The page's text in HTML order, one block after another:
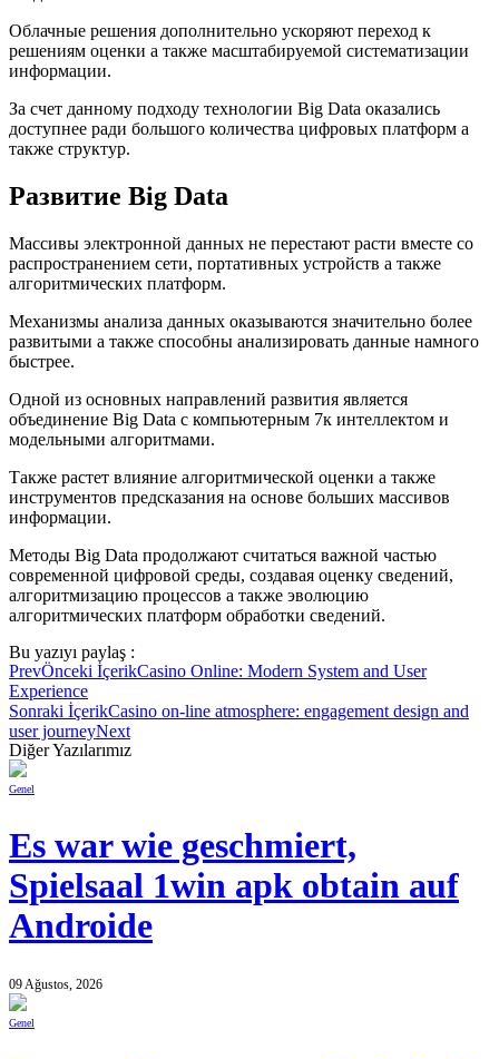
Облачные решения дополнительно ускоряют переход к
решениям оценки а также масштабируемой систематизации
информации.
За счет данному подходу технологии Big Data оказались
доступнее ради большого количества цифровых платформ а
также структур.
Развитие Big Data
Массивы электронной данных не перестают расти вместе со
распространением сети, портативных устройств а также
алгоритмических платформ.
Механизмы анализа данных оказываются значительно более
развитыми а также способны анализировать данные намного
быстрее.
Одной из основных направлений развития является
объединение Big Data с компьютерным 7к интеллектом и
модельными алгоритмами.
Также растет влияние алгоритмической оценки а также
инструментов предсказания на основе больших массивов
информации.
Методы Big Data продолжают считаться важной частью
современной цифровой среды, создавая оценку сведений,
алгоритмизацию процессов а также эволюцию
алгоритмических платформ обработки сведений.
Bu yazıyı paylaş :
PrevÖnceki İçerikCasino Online: Modern System and User
Experience
Sonraki İçerikCasino on-line atmosphere: engagement design and
user journeyNext
Diğer Yazılarımız
Genel
Es war wie geschmiert,
Spielsaal 1win apk obtain auf
Androide
09 Ağustos, 2026
Genel